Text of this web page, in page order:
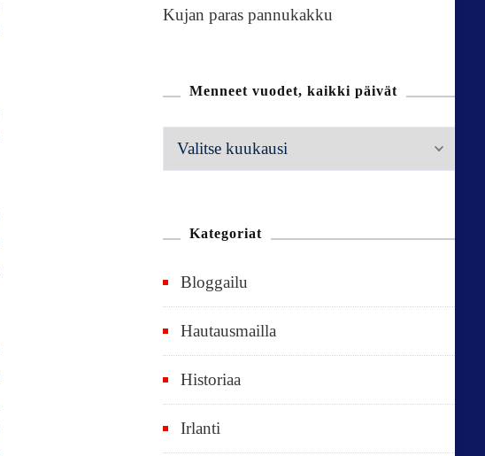
Kujan paras pannukakku
Menneet vuodet, kaikki päivät
M
e
e
v
u
o
Kategoriat
Bloggailu
Hautausmailla
Historiaa
Irlanti